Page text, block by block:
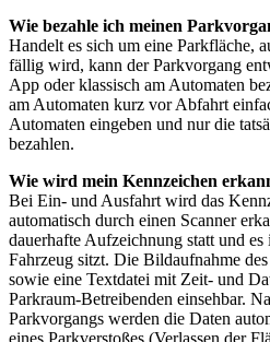
Wie bezahle ich meinen
Handelt es sich um eine Parkfläche,
fällig wird, kann der Parkvorgang
App oder klassisch am Automaten
am Automaten kurz vor Abfahrt
Automaten eingeben und nur die
bezahlen.
Wie wird mein Kennzeichen
Bei Ein- und Ausfahrt wird das
automatisch durch einen Scanner
dauerhafte Aufzeichnung statt und
Fahrzeug sitzt. Die Bildaufnahme
sowie eine Textdatei mit Zeit- und
Parkraum-Betreibenden einsehbar.
Parkvorgangs werden die Daten